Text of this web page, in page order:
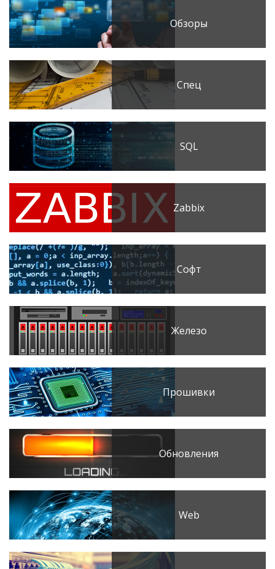
Обзоры
Спец
SQL
Zabbix
Софт
Железо
Прошивки
Обновления
Web